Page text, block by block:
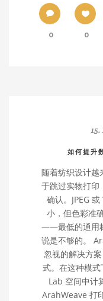
0 0
15.
如何提升
随着纺织设计越
于跳过实物打印
确认。JPEG
小，但色彩准
——最低的通用
说是不够的。
忽视的解决方
式。在这种模
Lab 空间中计
ArahWeave 打